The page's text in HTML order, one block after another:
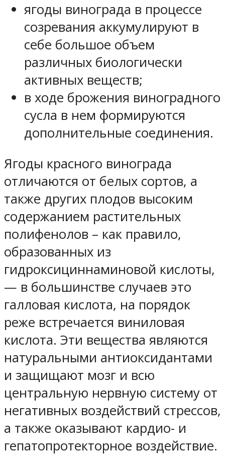
ягоды винограда в процессе
созревания аккумулируют в
себе большое объем
различных биологически
активных веществ;
в ходе брожения виноградного
сусла в нем формируются
дополнительные соединения.
Ягоды красного винограда
отличаются от белых сортов, а
также других плодов высоким
содержанием растительных
полифенолов – как правило,
образованных из
гидроксициннаминовой кислоты,
— в большинстве случаев это
галловая кислота, на порядок
реже встречается виниловая
кислота. Эти вещества являются
натуральными антиоксидантами
и защищают мозг и всю
центральную нервную систему от
негативных воздействий стрессов,
а также оказывают кардио- и
гепатопротекторное воздействие.